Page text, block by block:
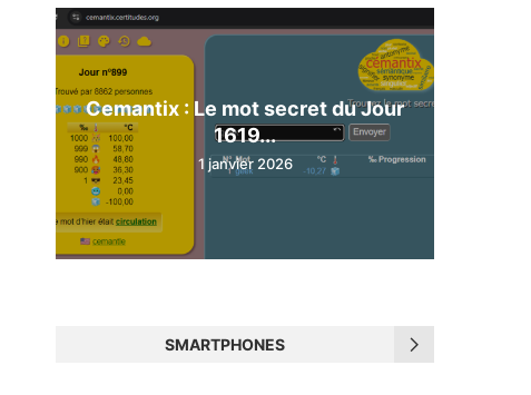
Cemantix : Le mot secret du Jour
1619...
1 janvier 2026
SMARTPHONES